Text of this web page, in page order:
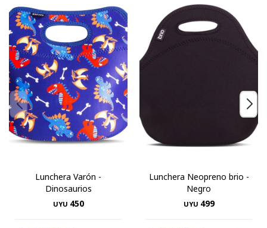
Lunchera Varón -
Dinosaurios
UYU 450
Lunchera Neopreno brio -
Negro
UYU 499